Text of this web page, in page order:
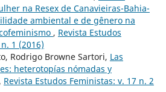
na Resex de Canavieiras-Bahia-
ambiental e de gênero na
, Revista Estudos
1 (2016)
Rodrigo Browne Sartori, Las
heterotopías nómadas y
, Revista Estudos Feministas: v. 17 n. 2